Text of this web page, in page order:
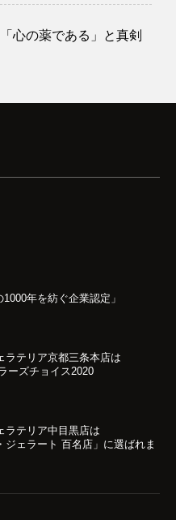
心の薬である」と真剣
1000年を紡ぐ企業認定」
ラテリア京都三条本店は
ーズチョイス2020
ラテリア中目黒店は
ジェラート 百名店」に選ばれま